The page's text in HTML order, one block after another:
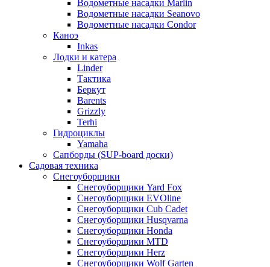
Водометные насадки Marlin
Водометные насадки Seanovo
Водометные насадки Condor
Каноэ
Inkas
Лодки и катера
Linder
Тактика
Беркут
Barents
Grizzly
Terhi
Гидроциклы
Yamaha
Сапборды (SUP-board доски)
Садовая техника
Снегоуборщики
Снегоуборщики Yard Fox
Снегоуборщики EVOline
Снегоуборщики Cub Cadet
Снегоуборщики Husqvarna
Снегоуборщики Honda
Снегоуборщики MTD
Снегоуборщики Herz
Снегоуборщики Wolf Garten